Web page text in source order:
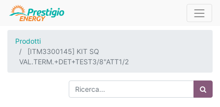
Prodotti
[ITM3300145] KIT SQ
VAL.TERM.+DET+TEST3/8"ATT1/2